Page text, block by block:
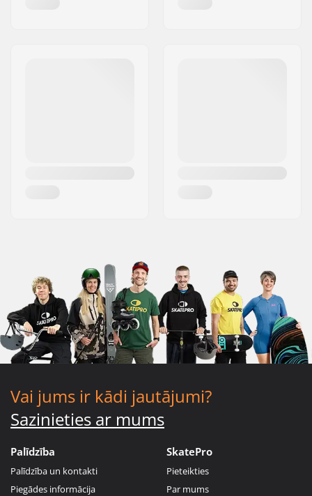
Vai jums ir kādi jautājumi?
Sazinieties ar mums
Palīdzība
Palīdzība un kontakti
Piegādes informācija
SkatePro
Pieteikties
Par mums